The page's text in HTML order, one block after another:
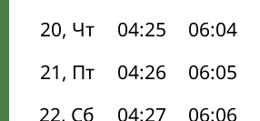
20, Чт
04:25 06:04
21, Пт
04:26 06:05
22, Сб
04:27 06:06